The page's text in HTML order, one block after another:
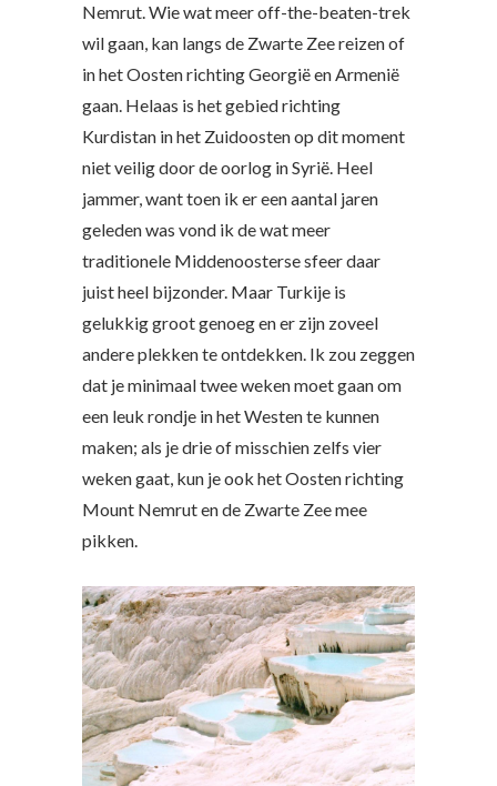
Nemrut. Wie wat meer off-the-beaten-trek
wil gaan, kan langs de Zwarte Zee reizen of
in het Oosten richting Georgië en Armenië
gaan. Helaas is het gebied richting
Kurdistan in het Zuidoosten op dit moment
niet veilig door de oorlog in Syrië. Heel
jammer, want toen ik er een aantal jaren
geleden was vond ik de wat meer
traditionele Middenoosterse sfeer daar
juist heel bijzonder. Maar Turkije is
gelukkig groot genoeg en er zijn zoveel
andere plekken te ontdekken. Ik zou zeggen
dat je minimaal twee weken moet gaan om
een leuk rondje in het Westen te kunnen
maken; als je drie of misschien zelfs vier
weken gaat, kun je ook het Oosten richting
Mount Nemrut en de Zwarte Zee mee
pikken.